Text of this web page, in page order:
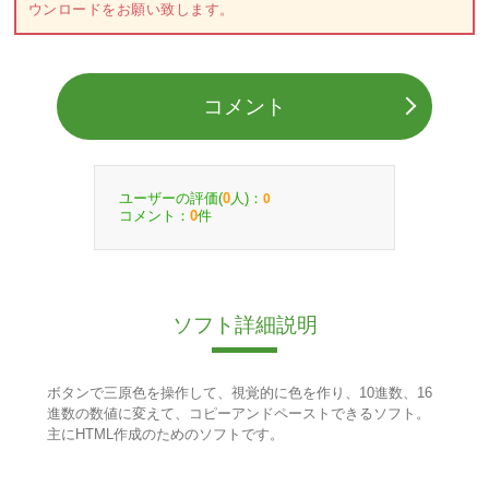
ウンロードをお願い致します。
コメント
ユーザーの評価(0 人)： 0
コメント： 0件
ソフト詳細説明
ボタンで三原色を操作して、視覚的に色を作り、10進数、16
進数の数値に変えて、コピーアンドペーストできるソフト。
主にHTML作成のためのソフトです。